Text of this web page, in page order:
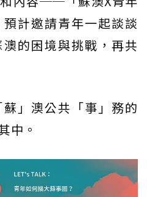
計邀請青年一起談談
的困境與挑戰，再共
」澳公共「事」務的
中。